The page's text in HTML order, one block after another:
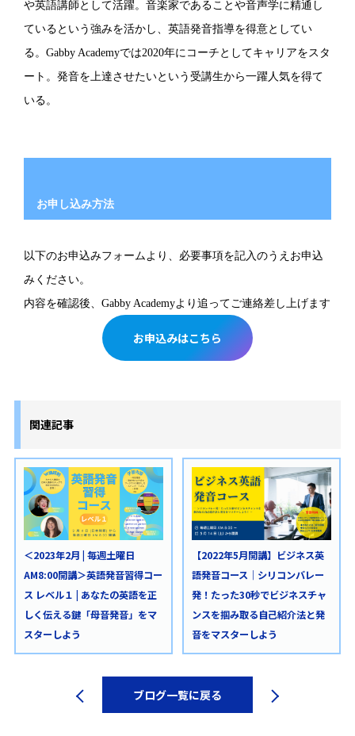
や英語講師として活躍。音楽家であることや音声学に精通し
ているという強みを活かし、英語発音指導を得意としてい
る。Gabby Academyでは2020年にコーチとしてキャリアをスタ
ート。発音を上達させたいという受講生から一躍人気を得て
いる。
お申し込み方法
以下のお申込みフォームより、必要事項を記入のうえお申込
みください。
内容を確認後、Gabby Academyより追ってご連絡差し上げます
お申込みはこちら
関連記事
＜2023年2月 | 毎週土曜日
AM8:00開講＞英語発音習得コー
ス レベル１ | あなたの英語を正
しく伝える鍵「母音発音」をマ
スターしよう
【2022年5月開講】ビジネス英
語発音コース｜シリコンバレー
発！たった30秒でビジネスチャ
ンスを掴み取る自己紹介法と発
音をマスターしよう
ブログ一覧に戻る